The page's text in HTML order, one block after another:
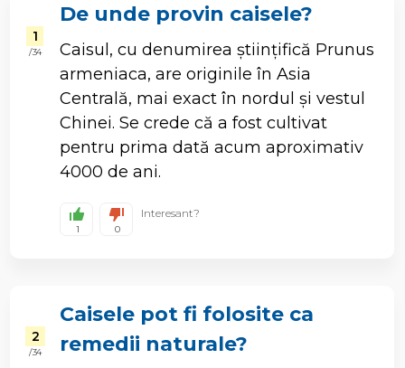
1
/ 34
De unde provin caisele?
Caisul, cu denumirea științifică Prunus
armeniaca, are originile în Asia
Centrală, mai exact în nordul și vestul
Chinei. Se crede că a fost cultivat
pentru prima dată acum aproximativ
4000 de ani.
1 0
Interesant?
2
/ 34
Caisele pot fi folosite ca
remedii naturale?